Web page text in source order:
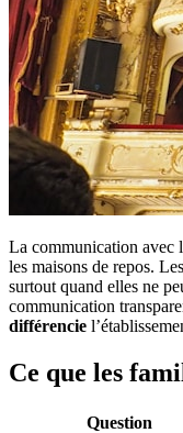
La communication avec
les maisons de repos.
surtout quand elles ne
communication
différencie
Ce que les
Question